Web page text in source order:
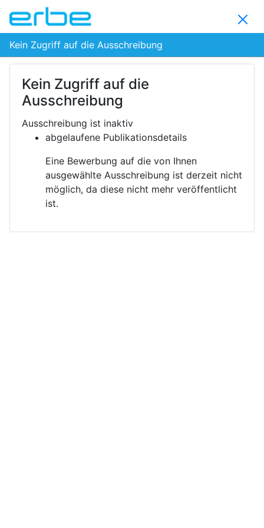
Kein Zugriff auf die Ausschreibung
Kein Zugriff auf die
Ausschreibung
Ausschreibung ist inaktiv
abgelaufene Publikationsdetails
Eine Bewerbung auf die von Ihnen
ausgewählte Ausschreibung ist derzeit nicht
möglich, da diese nicht mehr veröffentlicht
ist.